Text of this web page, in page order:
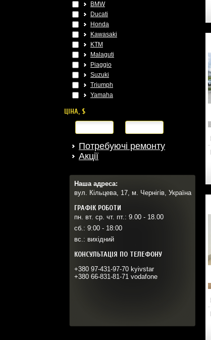
BMW
Ducati
Honda
Kawasaki
KTM
Malaguti
Piaggio
Suzuki
Triumph
Yamaha
ЦІНА, $
Потребуючі ремонту
Акції
Наша адреса:
вул. Кільцева, 17, м. Чернігів, Україна
ГРАФІК РОБОТИ
пн. вт. ср. чт. пт.: 9.00 - 18.00
сб.: 9:00 - 18:00
вс.: вихідний
КОНСУЛЬТАЦІЯ ПО ТЕЛЕФОНУ
+380 97-431-97-70 kyivstar
+380 66-831-81-71 vodafone